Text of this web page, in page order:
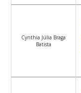
Cynthia Júlia Braga
Batista